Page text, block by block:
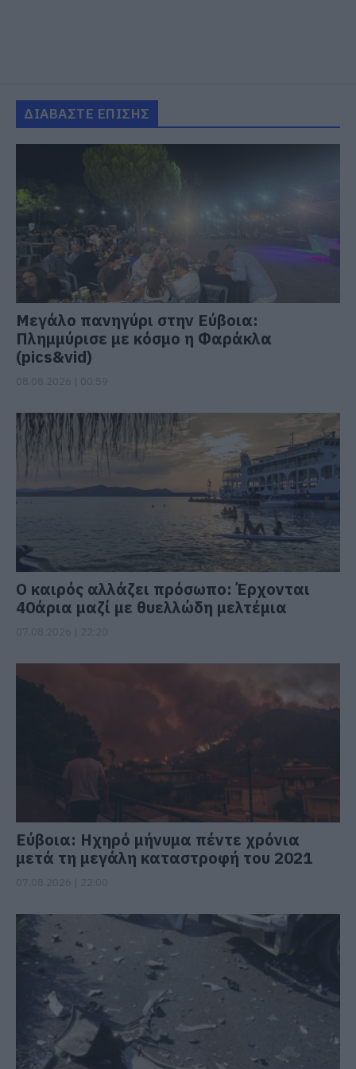
ΔΙΑΒΑΣΤΕ ΕΠΙΣΗΣ
Μεγάλο πανηγύρι στην Εύβοια:
Πλημμύρισε με κόσμο η Φαράκλα
(pics&vid)
Ο καιρός αλλάζει πρόσωπο: Έρχονται
40άρια μαζί με θυελλώδη μελτέμια
Εύβοια: Ηχηρό μήνυμα πέντε χρόνια
μετά τη μεγάλη καταστροφή του 2021